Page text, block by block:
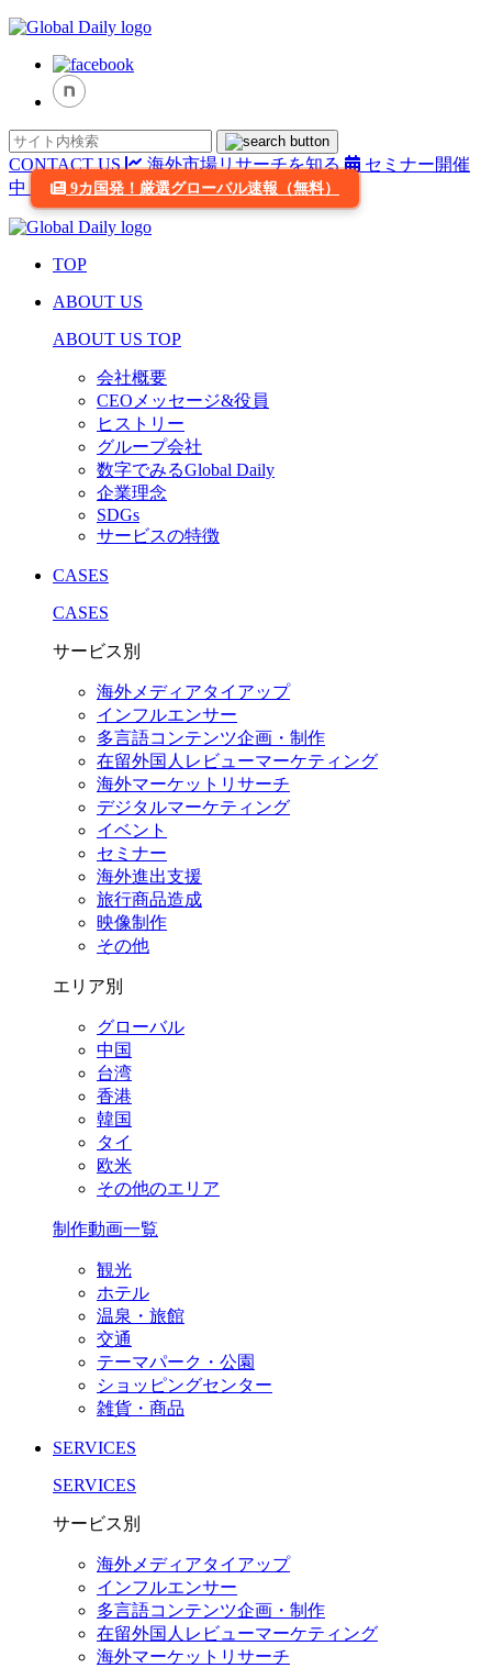
CONTACT US 海外市場リサーチを知る
セミナー開催
中
9カ国発！厳選グローバル速報（無料）
TOP
ABOUT US
ABOUT US TOP
会社概要
CEOメッセージ&役員
ヒストリー
グループ会社
数字でみるGlobal Daily
企業理念
SDGs
サービスの特徴
CASES
CASES
サービス別
海外メディアタイアップ
インフルエンサー
多言語コンテンツ企画・制作
在留外国⼈レビューマーケティング
海外マーケットリサーチ
デジタルマーケティング
イベント
セミナー
海外進出支援
旅行商品造成
映像制作
その他
エリア別
グローバル
中国
台湾
香港
韓国
タイ
欧米
その他のエリア
制作動画一覧
観光
ホテル
温泉・旅館
交通
テーマパーク・公園
ショッピングセンター
雑貨・商品
SERVICES
SERVICES
サービス別
海外メディアタイアップ
インフルエンサー
多言語コンテンツ企画・制作
在留外国⼈レビューマーケティング
海外マーケットリサーチ